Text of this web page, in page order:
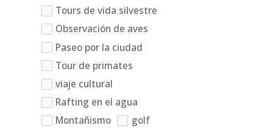
Tours de vida silvestre
Observación de aves
Paseo por la ciudad
Tour de primates
viaje cultural
Rafting en el agua
Montañismo
golf